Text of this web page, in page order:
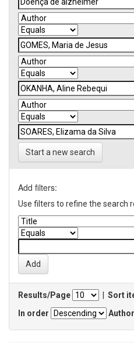
Start a new search
Add filters:
Use filters to refine the search
Results/Page
Sort
In order